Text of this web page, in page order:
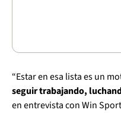
“Estar en esa lista es un
seguir trabajando,
en entrevista con Win